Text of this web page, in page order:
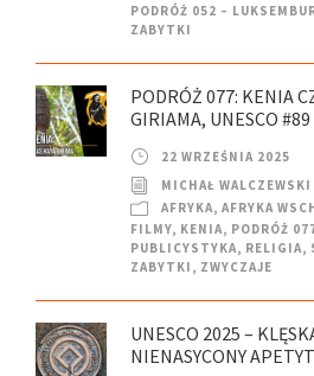
PODRÓŻ 052 –
ZABYTKI
PODRÓŻ 077: KENIA
GIRIAMA, UNESCO
22 WRZEŚNIA 2025
MICHAŁ WALCZEWSKI
AFRYKA, AFRYKA
FILMY, KENIA, PODRÓŻ
PUBLICYSTYKA, RELIGIA,
ZABYTKI , ZWYCZAJE
UNESCO 2025 –
NIENASYCONY